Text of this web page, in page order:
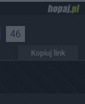
46
Kopiuj link